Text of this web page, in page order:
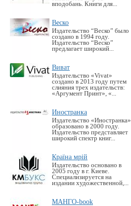
вподобань. Книги для...
Веско
Издательство “Веско” было
создано в 1994 году.
Издательство “Веско”
предлагает широкий...
Виват
Издательство «Vivat»
создано в 2013 году путем
слияния трех издательств:
«Аргумент Принт», «...
Иностранка
Издательство «Иностранка»
образовано в 2000 году.
Издательство представляет
широкий спектр книг...
Країна мрій
Издательство основано в
2005 году в г. Киеве.
Специализируется на
издании художественной,...
МАНГО-book